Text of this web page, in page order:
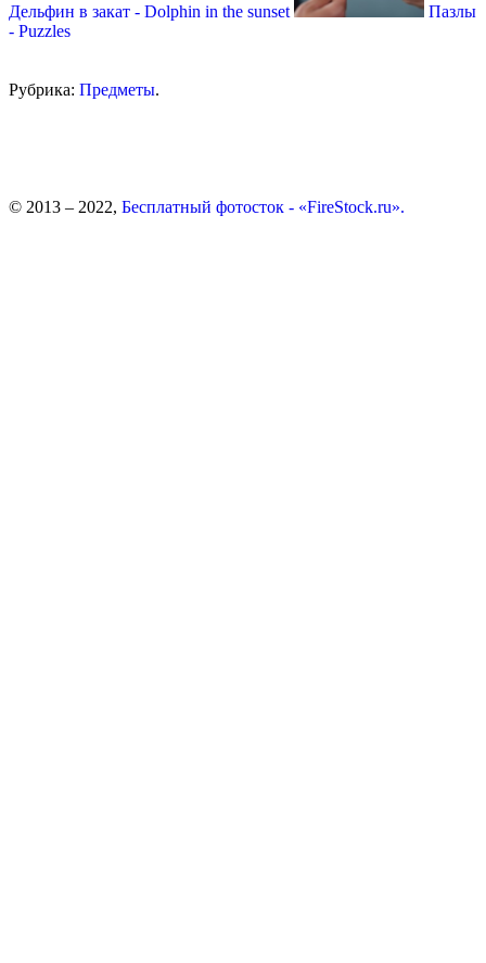
Дельфин в закат - Dolphin in the sunset
Пазлы
- Puzzles
Рубрика: Предметы.
© 2013 – 2022, Бесплатный фотосток - «FireStock.ru».